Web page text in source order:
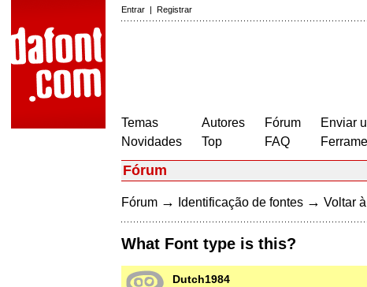
Entrar | Registrar
Temas
Novidades
Autores
Top
Fórum
FAQ
Enviar
Fórum
Fórum → Identificação de fontes → Voltar
What Font type is this?
Dutch1984